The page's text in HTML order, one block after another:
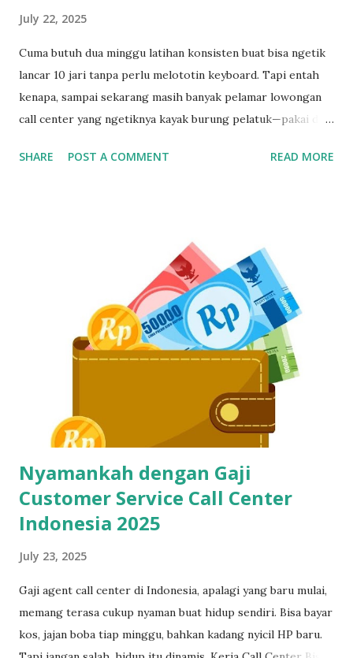
July 22, 2025
Cuma butuh dua minggu latihan konsisten buat bisa ngetik
lancar 10 jari tanpa perlu melototin keyboard. Tapi entah
kenapa, sampai sekarang masih banyak pelamar lowongan
call center yang ngetiknya kayak burung pelatuk—pakai dua
utama kalau kerja di dunia pelayanan pelanggan. Gak Bisa
bikin pelanggan frustasi. Nah, biar gak ketinggalan dan
ditinggal recruiter, yuk simak cara belajar touch typing
yang cepat, gratis, dan 100% bisa dilakukan siapa aja—even
yang gaptek sekalipun. Kenapa Skill Mengetik Itu Penting
Buat CS dan Job Online Lainnya? Di dunia kerja digital
sekarang, kecepatan dan ketepatan adalah segalanya. Gak
cuma buat call center, tapi juga buat virtual assistant, admin
remote, customer service e-commerce, bahkan freelance
data entry. Semuanya butuh skil...
SHARE POST A COMMENT READ MORE
Nyamankah dengan Gaji
Customer Service Call Center
Indonesia 2025
July 23, 2025
Gaji agent call center di Indonesia, apalagi yang baru mulai,
memang terasa cukup nyaman buat hidup sendiri. Bisa bayar
kos, jajan boba tiap minggu, bahkan kadang nyicil HP baru.